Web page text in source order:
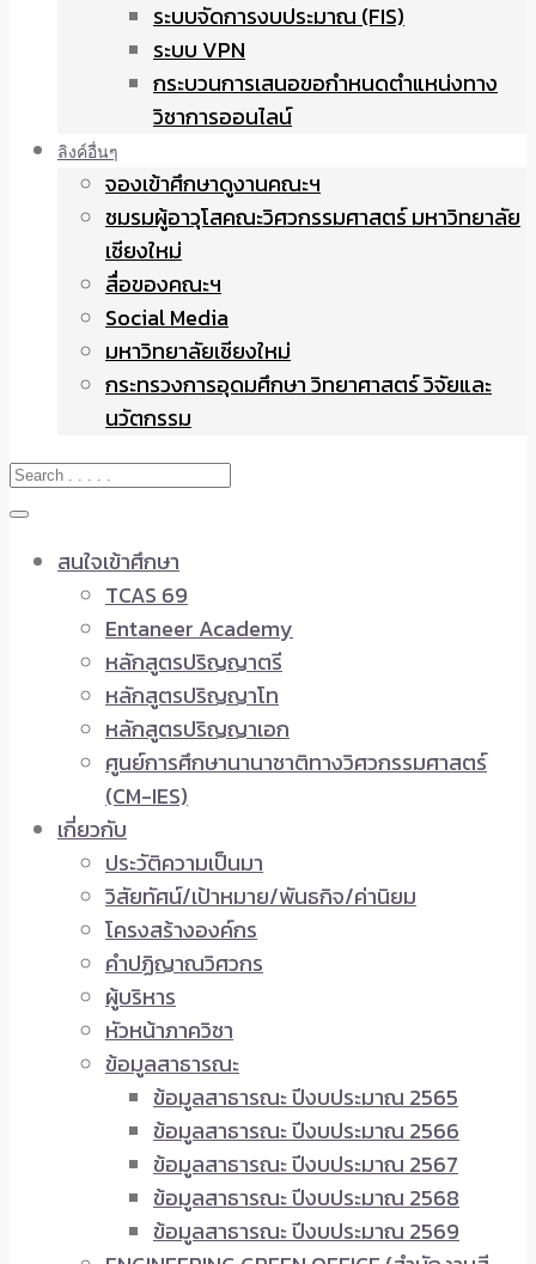
ระบบจัดการงบประมาณ (FIS)
ระบบ VPN
กระบวนการเสนอขอกำหนดตำแหน่งทาง
วิชาการออนไลน์
ลิงค์อื่นๆ
จองเข้าศึกษาดูงานคณะฯ
ชมรมผู้อาวุโสคณะวิศวกรรมศาสตร์ มหาวิทยาลัย
เชียงใหม่
สื่อของคณะฯ
Social Media
มหาวิทยาลัยเชียงใหม่
กระทรวงการอุดมศึกษา วิทยาศาสตร์ วิจัยและ
นวัตกรรม
สนใจเข้าศึกษา
TCAS 69
Entaneer Academy
หลักสูตรปริญญาตรี
หลักสูตรปริญญาโท
หลักสูตรปริญญาเอก
ศูนย์การศึกษานานาชาติทางวิศวกรรมศาสตร์
(CM-IES)
เกี่ยวกับ
ประวัติความเป็นมา
วิสัยทัศน์/เป้าหมาย/พันธกิจ/ค่านิยม
โครงสร้างองค์กร
คำปฏิญาณวิศวกร
ผู้บริหาร
หัวหน้าภาควิชา
ข้อมูลสาธารณะ
ข้อมูลสาธารณะ ปีงบประมาณ 2565
ข้อมูลสาธารณะ ปีงบประมาณ 2566
ข้อมูลสาธารณะ ปีงบประมาณ 2567
ข้อมูลสาธารณะ ปีงบประมาณ 2568
ข้อมูลสาธารณะ ปีงบประมาณ 2569